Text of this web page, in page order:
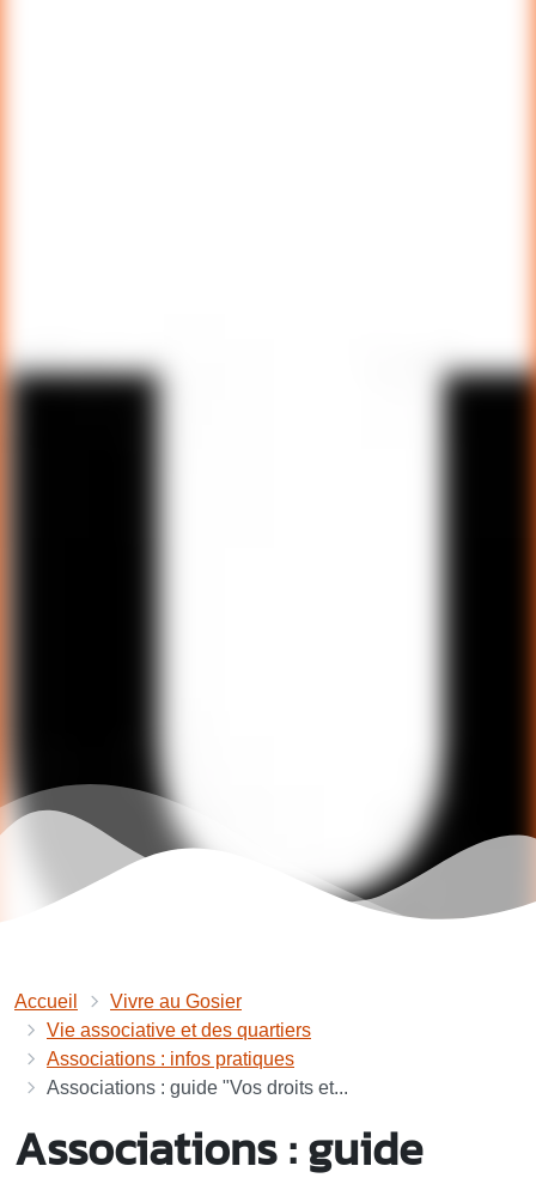
Accueil
Vivre au Gosier
Vie associative et des quartiers
Associations : infos pratiques
Associations : guide "Vos droits et...
Associations : guide